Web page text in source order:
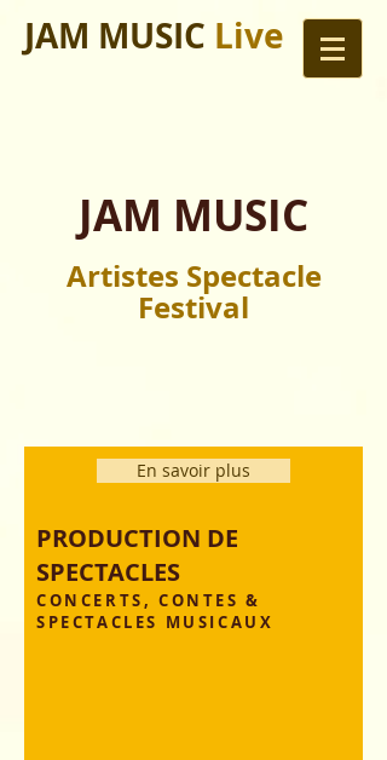
JAM MUSIC Live
JAM MUSIC
Artistes Spectacle
Festival
En savoir plus
PRODUCTION DE
SPECTACLES
CONCERTS, CONTES &
SPECTACLES MUSICAUX